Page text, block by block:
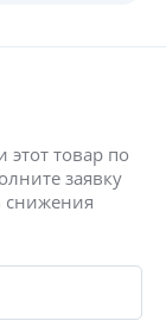
товар по
заявку
снижения